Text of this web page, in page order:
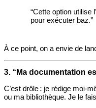
“Cette option utilise
pour exécuter baz.”
À ce point, on a envie de
3. “Ma documentation
C’est drôle : je rédige
ou ma bibliothèque. Je le